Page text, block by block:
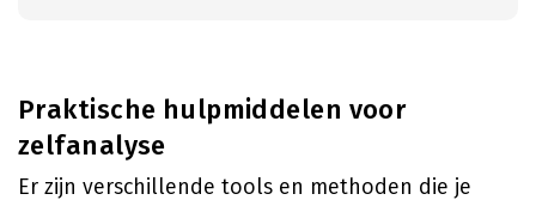
Praktische hulpmiddelen voor
zelfanalyse
Er zijn verschillende tools en methoden die je